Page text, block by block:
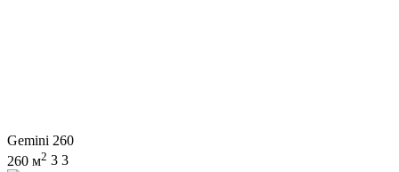
Gemini 260
260 м2 3 3